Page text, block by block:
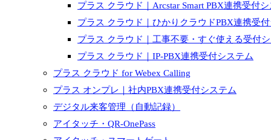
プラス クラウド｜Arcstar Smart PBX連携受付シ
プラス クラウド｜ひかりクラウドPBX連携受
プラス クラウド｜工事不要・すぐ使える受付
プラス クラウド｜IP-PBX連携受付システム
プラス クラウド for Webex Calling
プラス オンプレ｜社内PBX連携受付システム
デジタル来客管理（自動記録）
アイタッチ・QR-OnePass